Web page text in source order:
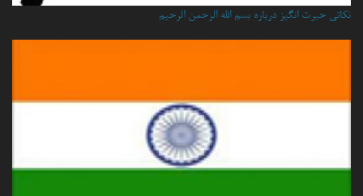
نكاتي حيرت انگيز درباره بسم الله الرحمن الرحيم